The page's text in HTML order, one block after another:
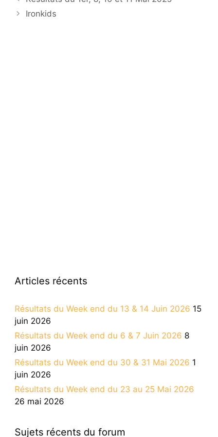
Ironkids
Articles récents
Résultats du Week end du 13 & 14 Juin 2026 15
juin 2026
Résultats du Week end du 6 & 7 Juin 2026 8
juin 2026
Résultats du Week end du 30 & 31 Mai 2026 1
juin 2026
Résultats du Week end du 23 au 25 Mai 2026
26 mai 2026
Sujets récents du forum